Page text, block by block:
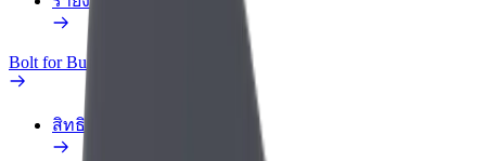
Bolt for Business
สิทธิประโยชน์